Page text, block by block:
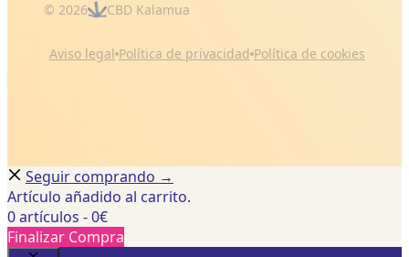
© 2026 CBD Kalamua
Aviso legal Política de privacidad Política de cookies
Seguir comprando →
Artículo añadido al carrito.
0 artículos -0€
Finalizar Compra